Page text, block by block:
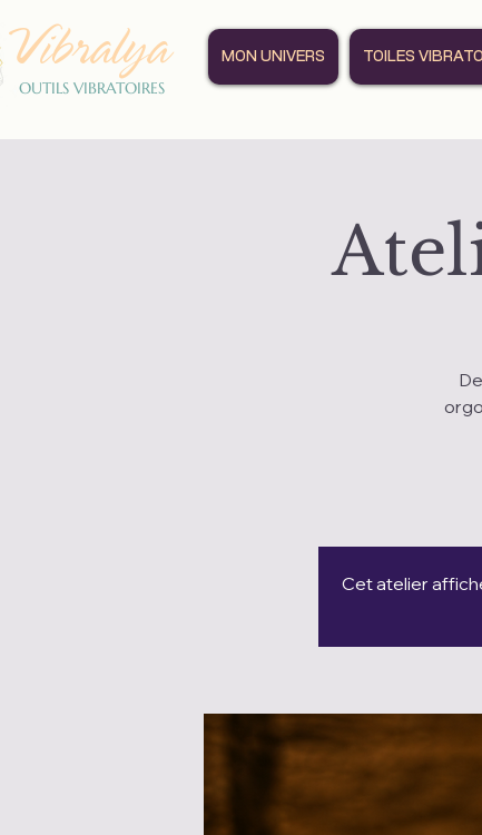
Vibralya
OUTILS VIBRATOIRES
MON UNIVERS TOILES
Cet atelier